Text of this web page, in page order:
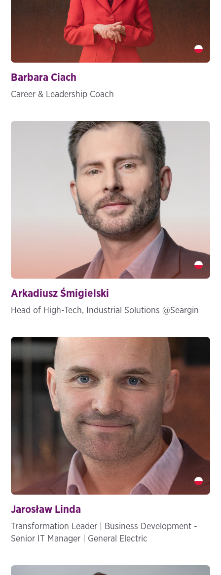
Barbara Ciach
Career & Leadership Coach
Arkadiusz Śmigielski
Head of High-Tech, Industrial Solutions @Seargin
Jarosław Linda
Transformation Leader | Business Development -
Senior IT Manager | General Electric